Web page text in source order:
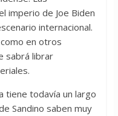
imperio de Joe Biden
internacional.
en otros
sabrá librar
tiene todavía un largo
Sandino saben muy